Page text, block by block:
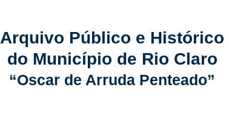
Arquivo Público e Histórico
do Município de Rio Claro
“Oscar de Arruda Penteado”